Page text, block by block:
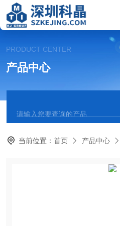
PRODUCT CENTER
产品中心
当前位置：首页 产品中心